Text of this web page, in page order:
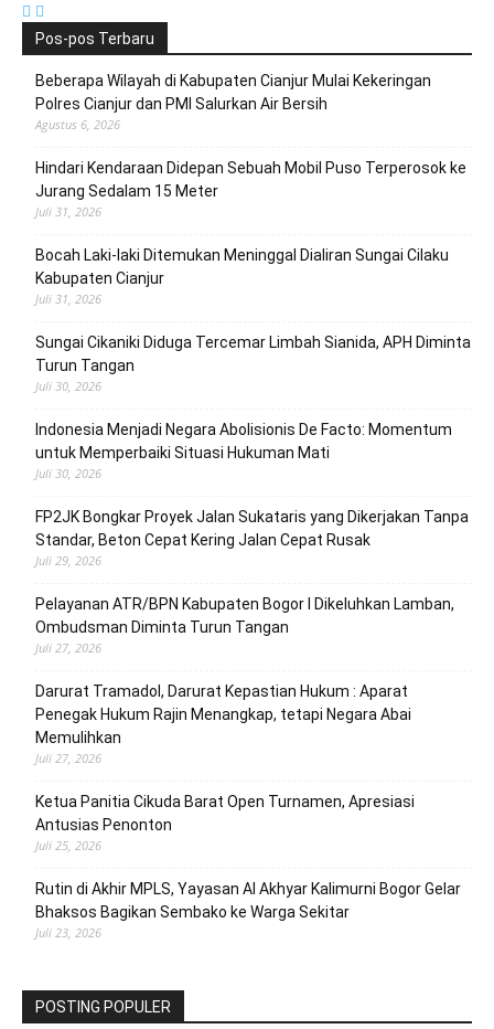
Pos-pos Terbaru
Beberapa Wilayah di Kabupaten Cianjur Mulai Kekeringan
Polres Cianjur dan PMI Salurkan Air Bersih
Agustus 6, 2026
Hindari Kendaraan Didepan Sebuah Mobil Puso Terperosok ke
Jurang Sedalam 15 Meter
Juli 31, 2026
Bocah Laki-laki Ditemukan Meninggal Dialiran Sungai Cilaku
Kabupaten Cianjur
Juli 31, 2026
Sungai Cikaniki Diduga Tercemar Limbah Sianida, APH Diminta
Turun Tangan
Juli 30, 2026
‎Indonesia Menjadi Negara Abolisionis De Facto: Momentum
untuk Memperbaiki Situasi Hukuman Mati
Juli 30, 2026
FP2JK Bongkar Proyek Jalan Sukataris yang Dikerjakan Tanpa
Standar, Beton Cepat Kering Jalan Cepat Rusak
Juli 29, 2026
Pelayanan ATR/BPN Kabupaten Bogor I Dikeluhkan Lamban,
Ombudsman Diminta Turun Tangan
Juli 27, 2026
Darurat Tramadol, Darurat Kepastian Hukum : Aparat
Penegak Hukum Rajin Menangkap, tetapi Negara Abai
Memulihkan
Juli 27, 2026
Ketua Panitia Cikuda Barat Open Turnamen, Apresiasi
Antusias Penonton
Juli 25, 2026
Rutin di Akhir MPLS, Yayasan Al Akhyar Kalimurni Bogor Gelar
Bhaksos Bagikan Sembako ke Warga Sekitar
Juli 23, 2026
POSTING POPULER